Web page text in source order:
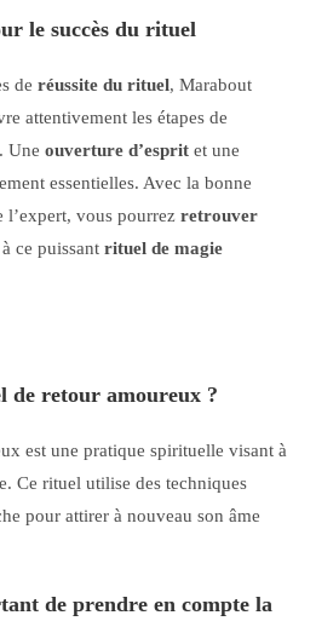
le succès du rituel
deréussite du rituel, Marabout
attentivement les étapes de
Uneouverture d’esprit et une
essentielles. Avec la bonne
l’expert, vous pourrezretrouver
à ce puissantrituel de magie
de retour amoureux ?
est une pratique spirituelle visant à
Ce rituel utilise des techniques
pour attirer à nouveau son âme
de prendre en compte la